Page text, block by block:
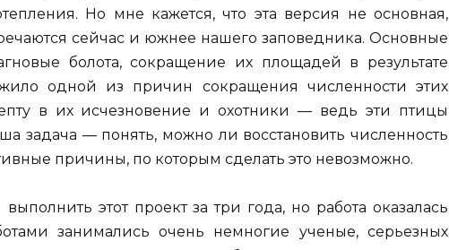
Но мне кажется, что эта версия не основная,
сейчас и южнее нашего заповедника. Основные
болота, сокращение их площадей в результате
одной из причин сокращения численности этих
в их исчезновение и охотники — ведь эти птицы
задача — понять, можно ли восстановить численность
причины, по которым сделать это невозможно.
этот проект за три года, но работа оказалась
занимались очень немногие ученые, серьезных